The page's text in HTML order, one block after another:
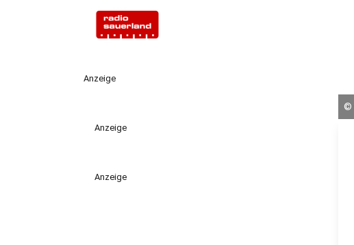
Anzeige
Anzeige
Anzeige
©